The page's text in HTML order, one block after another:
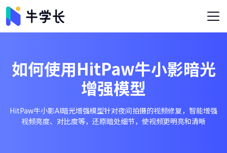
如何使用HitPaw牛小影暗光
增强模型
HitPaw牛小影AI暗光增强模型针对夜间拍摄的视频修复，智能增强
视频亮度、对比度等，还原暗处细节，使视频更明亮和清晰